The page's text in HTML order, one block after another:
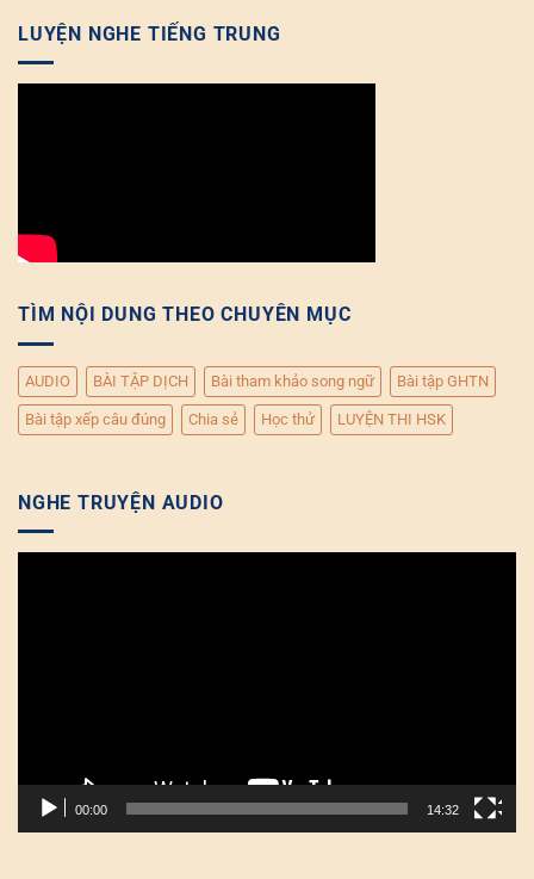
LUYỆN NGHE TIẾNG TRUNG
TÌM NỘI DUNG THEO CHUYÊN MỤC
AUDIO BÀI TẬP DỊCH Bài tham khảo song ngữ Bài tập GHTN
Bài tập xếp câu đúng Chia sẻ Học thử LUYỆN THI HSK
NGHE TRUYỆN AUDIO
00:00 14:32